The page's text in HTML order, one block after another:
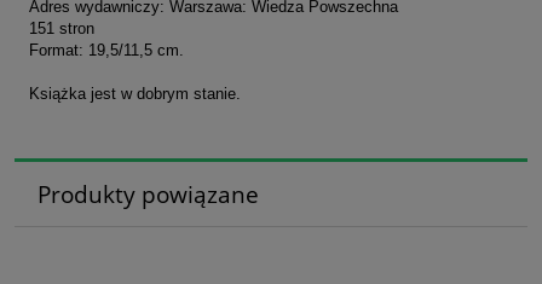
Adres wydawniczy: Warszawa: Wiedza Powszechna
151 stron
Format: 19,5/11,5 cm.
Książka jest w dobrym stanie.
Produkty powiązane